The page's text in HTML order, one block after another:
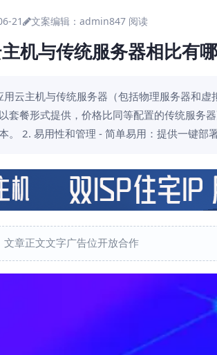
21 文案编辑：admin847 阅读
机与传统服务器相比有
用云主机与传统服务器（包括物理服务器和
套餐形式提供，价格比同等配置的传统服务
。 2. 易用性和管理 - 简单易用：提供一键部
文章正文文字广告位开放合作